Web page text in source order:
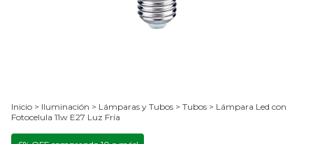
Inicio > Iluminación > Lámparas y Tubos > Tubos > Lámpara Led con
Fotocelula 11w E27 Luz Fría